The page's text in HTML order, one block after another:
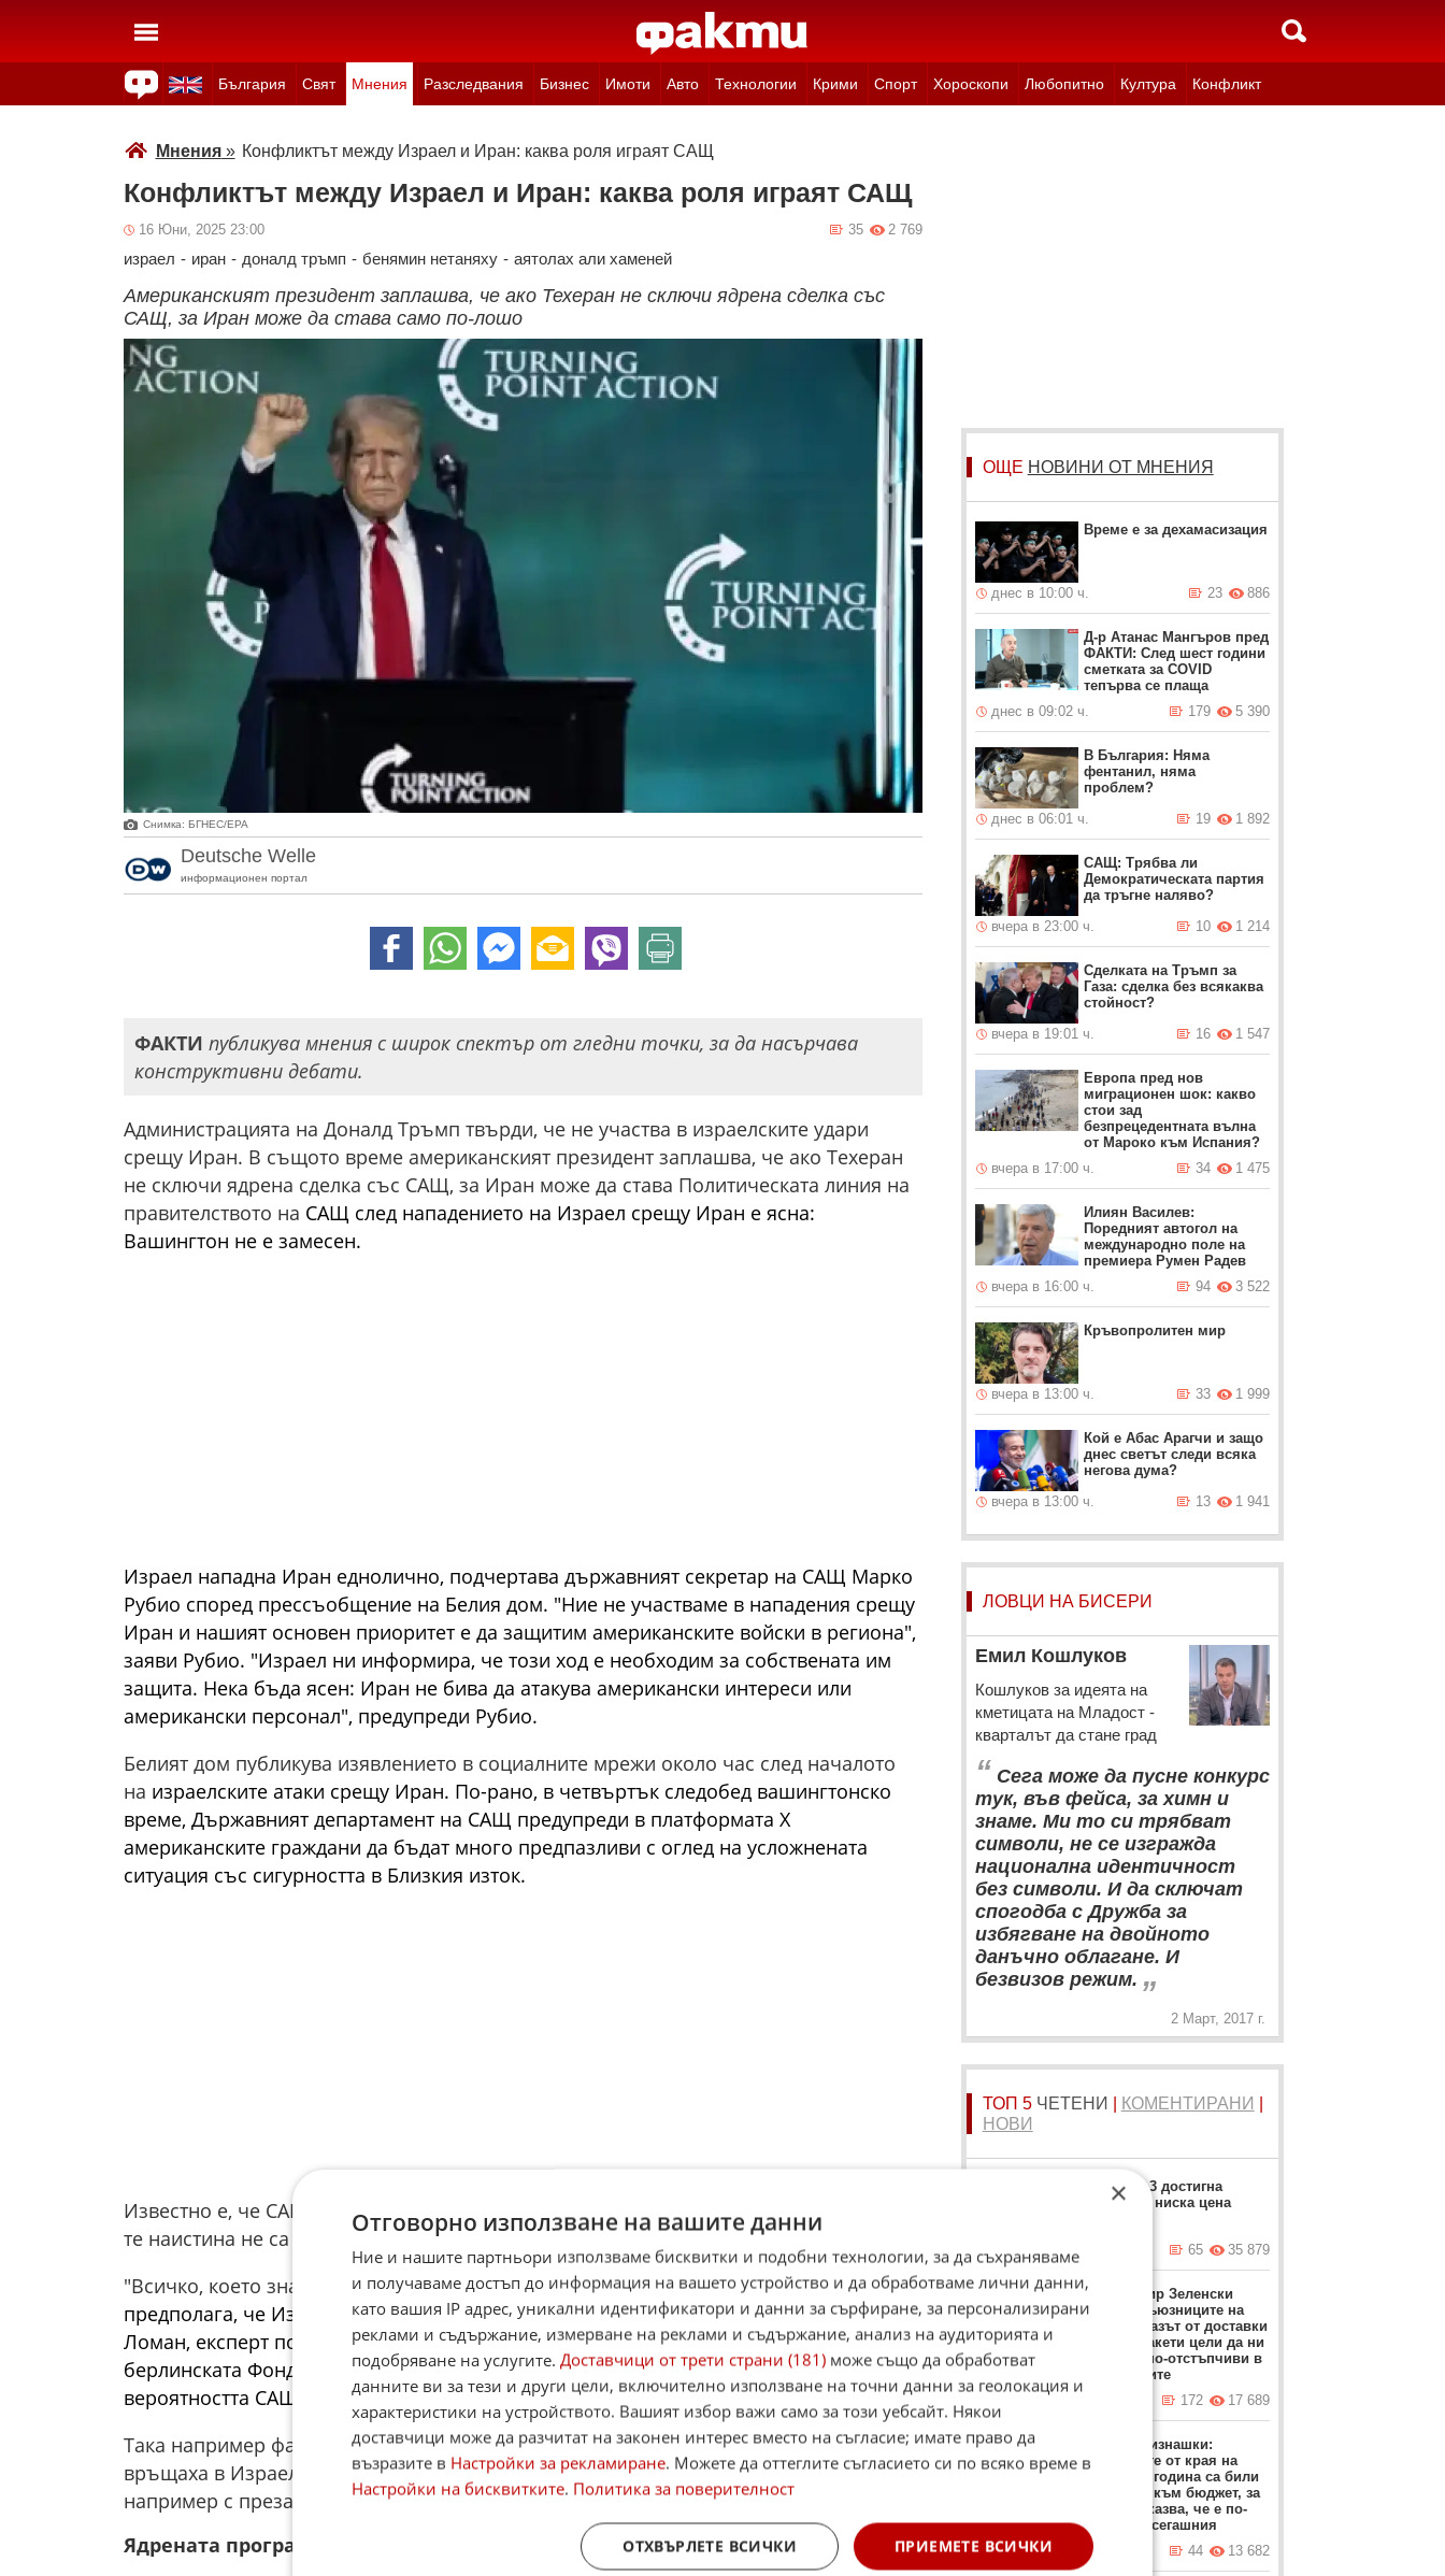
България Свят Мнения Разследвания Бизнес Имоти Авто Технологии Крими Спорт Хороскопи Любопитно Култура Конфликт
Мнения» Конфликтът между Израел и Иран: каква роля играят САЩ
Конфликтът между Израел и Иран: каква роля играят САЩ
16 Юни, 2025 23:00 2 769
35
израел - иран - доналд тръмп - бенямин нетаняху - аятолах али хаменей
Американският президент заплашва, че ако Техеран не сключи ядрена сделка със
САЩ, за Иран може да става само по-лошо
Снимка: БГНЕС/ЕРА
Deutsche Welle
информационен портал
ФАКТИ публикува мнения с широк спектър от гледни точки, за да насърчава
конструктивни дебати.
Администрацията на Доналд Тръмп твърди, че не участва в израелските удари
срещу Иран. В същото време американският президент заплашва, че ако Техеран
не сключи ядрена сделка със САЩ, за Иран може да става Политическата линия на
правителството на САЩ след нападението на Израел срещу Иран е ясна:
Вашингтон не е замесен.
Израел нападна Иран еднолично, подчертава държавният секретар на САЩ Марко
Рубио според прессъобщение на Белия дом. "Ние не участваме в нападения срещу
Иран и нашият основен приоритет е да защитим американските войски в региона",
заяви Рубио. "Израел ни информира, че този ход е необходим за собствената им
защита. Нека бъда ясен: Иран не бива да атакува американски интереси или
американски персонал", предупреди Рубио.
Белият дом публикува изявлението в социалните мрежи около час след началото
на израелските атаки срещу Иран. По-рано, в четвъртък следобед вашингтонско
време, Държавният департамент на САЩ предупреди в платформата X
американските граждани да бъдат много предпазливи с оглед на усложнената
ситуация със сигурността в Близкия изток.
Известно е, че САЩ са били предварително информирани за нападението. Но дали
те наистина не са участвали активно по някакъв начин?
"Всичко, което знаем досега за логистиката, например за скритите в Иран дронове,
предполага, че Израел е извършил нападението сам", казва в интервю за ДВ Саша
Ломан, експерт по САЩ и член на изследователската група "Америка" в
берлинската Фондация "Наука и политика". "Но не можем напълно да изключим
вероятността САЩ да са помогнали", допълни той.
Така например фактът, че 200 израелски военни самолета летяха към Иран и се
връщаха в Израел, повдига въпроса дали американските военни не са помогнали
например с презареждане с гориво във въздуха, посочва Ломан.
Ядрената програма на Иран в центъра на атаките
ОЩЕ НОВИНИ ОТ МНЕНИЯ
Време е за дехамасизация
днес в 10:00 ч. 886
23
Д-р Атанас Мангъров пред
ФАКТИ: След шест години
сметката за COVID
тепърва се плаща
днес в 09:02 ч.
5 390
179
В България: Няма
фентанил, няма
проблем?
днес в 06:01 ч.
1 892
19
САЩ: Трябва ли
Демократическата партия
да тръгне наляво?
вчера в 23:00 ч.
1 214
10
Сделката на Тръмп за
Газа: сделка без всякаква
стойност?
вчера в 19:01 ч.
1 547
16
Европа пред нов
миграционен шок: какво
стои зад
безпрецедентната вълна
от Мароко към Испания?
вчера в 17:00 ч.
1 475
34
Илиян Василев:
Поредният автогол на
международно поле на
премиера Румен Радев
вчера в 16:00 ч.
3 522
94
Кръвопролитен мир
вчера в 13:00 ч. 1 999
33
Кой е Абас Арагчи и защо
днес светът следи всяка
негова дума?
вчера в 13:00 ч.
1 941
13
ЛОВЦИ НА БИСЕРИ
Емил Кошлуков
Кошлуков за идеята на
кметицата на Младост -
кварталът да стане град
“ Сега може да пусне конкурс
тук, във фейса, за химн и
знаме. Ми то си трябват
символи, не се изгражда
национална идентичност
без символи. И да сключат
спогодба с Дружба за
избягване на двойното
данъчно облагане. И
безвизов режим. „
2 Март, 2017 г.
ТОП 5 ЧЕТЕНИ КОМЕНТИРАНИ
НОВИ
Москвич 3 достигна
рекордно ниска цена
вчера в 17:23 ч. 35 879
65
Володимир Зеленски
обвини съюзниците на
Киев: Отказът от доставки
на ПВО ракети цели да ни
направи по-отстъпчиви в
преговорите
вчера в 12:37 ч.
17 689
172
Проф. Близнашки:
Протестите от края на
миналата година са били
насочени към бюджет, за
който се казва, че е по-
добър от сегашния
вчера в 22:05 ч.
13 682
44
×
Отговорно използване на вашите данни
Ние и нашите партньори използваме бисквитки и подобни технологии, за да съхраняваме
и получаваме достъп до информация на вашето устройство и да обработваме лични данни,
като вашия IP адрес, уникални идентификатори и данни за сърфиране, за персонализирани
реклами и съдържание, измерване на реклами и съдържание, анализ на аудиторията и
подобряване на услугите. Доставчици от трети страни (181) може също да обработват
данните ви за тези и други цели, включително използване на точни данни за геолокация и
характеристики на устройството. Вашият избор важи само за този уебсайт. Някои
доставчици може да разчитат на законен интерес вместо на съгласие; имате право да
възразите в Настройки за рекламиране. Можете да оттеглите съгласието си по всяко време в
Настройки на бисквитките. Политика за поверителност
ПРИЕМЕТЕ ВСИЧКИ
ОТХВЪРЛЕТЕ ВСИЧКИ